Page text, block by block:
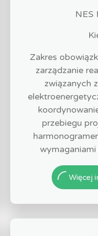
NES
Zakres
zarządzanie
związanych
przebiegu
wymaganiami
Więcej